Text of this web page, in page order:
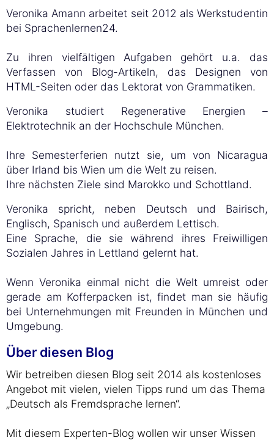
Veronika Amann arbeitet seit 2012 als Werkstudentin
bei Sprachenlernen24.
Zu ihren vielfältigen Aufgaben gehört u.a. das
Verfassen von Blog-Artikeln, das Designen von
HTML-Seiten oder das Lektorat von Grammatiken.
Veronika studiert Regenerative Energien –
Elektrotechnik an der Hochschule München.
Ihre Semesterferien nutzt sie, um von Nicaragua
über Irland bis Wien um die Welt zu reisen.
Ihre nächsten Ziele sind Marokko und Schottland.
Veronika spricht, neben Deutsch und Bairisch,
Englisch, Spanisch und außerdem Lettisch.
Eine Sprache, die sie während ihres Freiwilligen
Sozialen Jahres in Lettland gelernt hat.
Wenn Veronika einmal nicht die Welt umreist oder
gerade am Kofferpacken ist, findet man sie häufig
bei Unternehmungen mit Freunden in München und
Umgebung.
Über diesen Blog
Wir betreiben diesen Blog seit 2014 als kostenloses
Angebot mit vielen, vielen Tipps rund um das Thema
„Deutsch als Fremdsprache lernen“.
Mit diesem Experten-Blog wollen wir unser Wissen